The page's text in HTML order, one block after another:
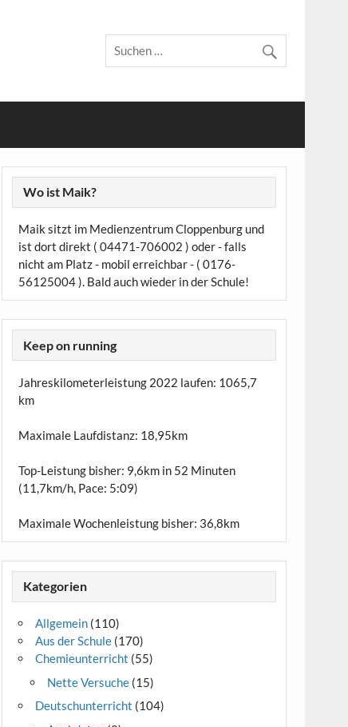
Wo ist Maik?
Maik sitzt im Medienzentrum Cloppenburg und
ist dort direkt ( 04471-706002 ) oder - falls
nicht am Platz - mobil erreichbar - ( 0176-
56125004 ). Bald auch wieder in der Schule!
Keep on running
Jahreskilometerleistung 2022 laufen: 1065,7
km
Maximale Laufdistanz: 18,95km
Top-Leistung bisher: 9,6km in 52 Minuten
(11,7km/h, Pace: 5:09)
Maximale Wochenleistung bisher: 36,8km
Kategorien
Allgemein (110)
Aus der Schule (170)
Chemieunterricht (55)
Nette Versuche (15)
Deutschunterricht (104)